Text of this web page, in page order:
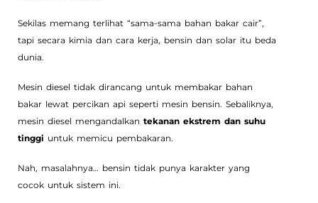
Sekilas memang terlihat “sama-sama bahan bakar cair”,
tapi secara kimia dan cara kerja, bensin dan solar itu beda
dunia.
Mesin diesel tidak dirancang untuk membakar bahan
bakar lewat percikan api seperti mesin bensin. Sebaliknya,
mesin diesel mengandalkan tekanan ekstrem dan suhu
tinggi untuk memicu pembakaran.
Nah, masalahnya… bensin tidak punya karakter yang
cocok untuk sistem ini.